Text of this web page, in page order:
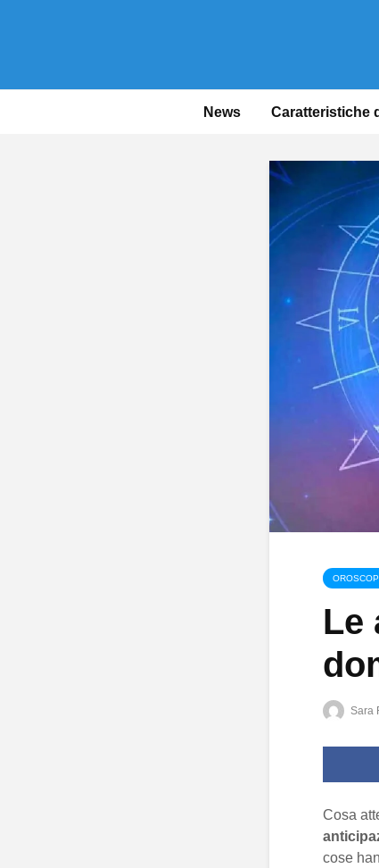
News Caratteristiche
Le
Sara
Cosa
cose